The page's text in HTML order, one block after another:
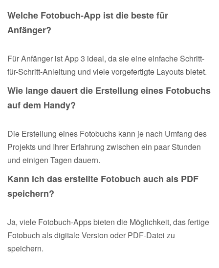
Welche Fotobuch-App ist die beste für
Anfänger?
Für Anfänger ist App 3 ideal, da sie eine einfache Schritt-
für-Schritt-Anleitung und viele vorgefertigte Layouts bietet.
Wie lange dauert die Erstellung eines Fotobuchs
auf dem Handy?
Die Erstellung eines Fotobuchs kann je nach Umfang des
Projekts und Ihrer Erfahrung zwischen ein paar Stunden
und einigen Tagen dauern.
Kann ich das erstellte Fotobuch auch als PDF
speichern?
Ja, viele Fotobuch-Apps bieten die Möglichkeit, das fertige
Fotobuch als digitale Version oder PDF-Datei zu
speichern.